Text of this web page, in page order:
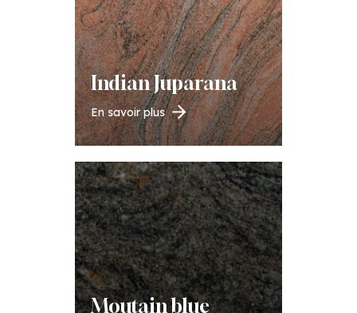
Indian Juparana
En savoir plus
Moutain blue